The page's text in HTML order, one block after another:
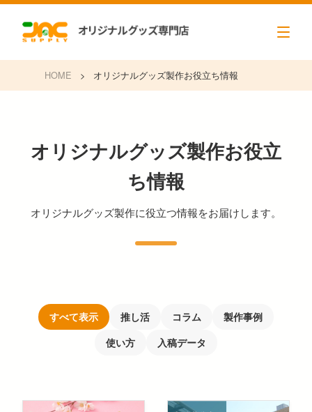
HOME > オリジナルグッズ製作お役立ち情報
オリジナルグッズ製作お役立
ち情報
オリジナルグッズ製作に役立つ情報をお届けします。
すべて表示 推し活 コラム
製作事例
使い方
入稿データ